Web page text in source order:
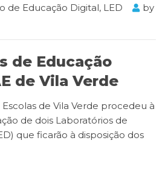
de Educação Digital, LED
by
de Educação
de Vila Verde
de Vila Verde procedeu à
de dois Laboratórios de
que ficarão à disposição dos